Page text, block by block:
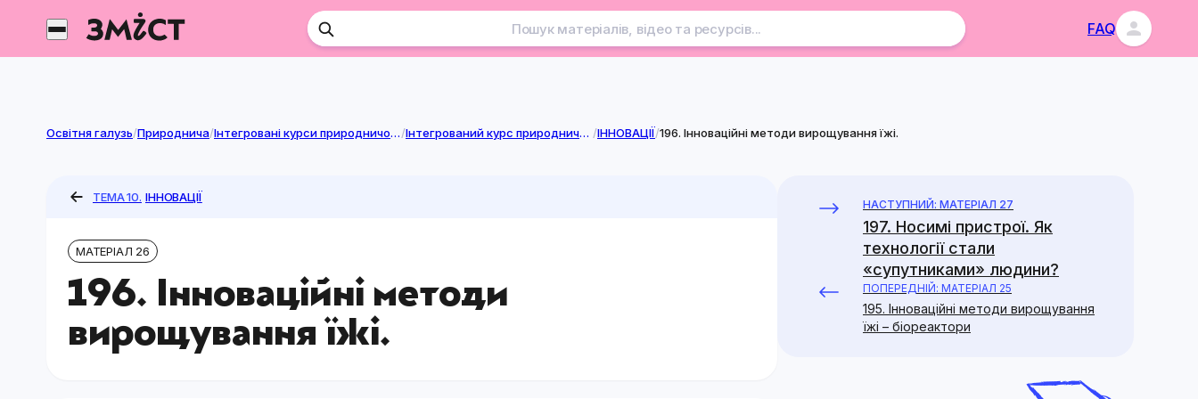
Перейти
FAQ
Освітня галузь/Природнича/ Інтегровані курси природничої галузі/ Інтегрований курс природничої освітньої галузі /ІННОВАЦІЇ/196. Інноваційні методи вирощування їжі.
ТЕМА 10. ІННОВАЦІЇ
МАТЕРІАЛ 26
196. Інноваційні методи
вирощування їжі.
НАСТУПНИЙ: МАТЕРІАЛ 27
197. Носимі пристрої. Як
технології стали
«супутниками» людини?
ПОПЕРЕДНІЙ: МАТЕРІАЛ 25
195. Інноваційні методи вирощування
їжі – біореактори